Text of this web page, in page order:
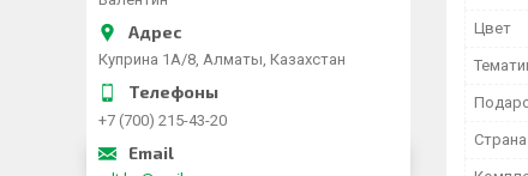
Цвет
Куприна 1A/8, Алматы, Казахстан
+7 (700) 215-43-20